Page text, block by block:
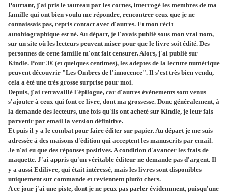
Pourtant, j'ai pris le taureau par les cornes, interrogé les membres de ma
famille qui ont bien voulu me répondre, rencontrer ceux que je ne
connaissais pas, repris contact avec d'autres. Et mon récit
autobiographique est né. Au départ, je l'avais publié sous mon vrai nom,
sur un site où les lecteurs peuvent miser pour que le livre soit édité. Des
personnes de cette famille m'ont fait censurer. Alors, j'ai publié sur
Kindle. Pour 3€ (et quelques centimes), les adeptes de la lecture numérique
peuvent découvrir "Les Ombres de l'innocence". Il s'est très bien vendu,
cela a été une très grosse surprise pour moi.
Depuis, j'ai retravaillé l'épilogue, car d'autres évènements sont venus
s'ajouter à ceux qui font ce livre, dont ma grossesse. Donc généralement, à
la demande des lecteurs, une fois qu'ils ont acheté sur Kindle, je leur fais
parvenir par email la version définitive.
Et puis il y a le combat pour faire éditer sur papier. Au départ je me suis
adressée à des maisons d'édition qui acceptent les manuscrits par email.
Je n'ai eu que des réponses positives. A condition d'avancer les frais de
maquette. J'ai appris qu'un véritable éditeur ne demande pas d'argent. Il
y a aussi Edilivre, qui était intéressé, mais les livres sont disponibles
uniquement sur commande et reviennent plutôt chers.
A ce jour j'ai une piste, dont je ne peux pas parler évidemment, puisqu'une